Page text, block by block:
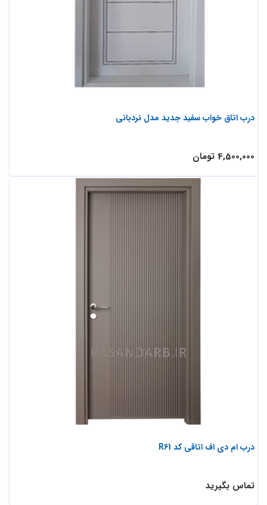
درب اتاق خواب سفید جدید مدل نردبانی
4,500,000 تومان
درب ام دی اف اتاقی کد R61
تماس بگیرید